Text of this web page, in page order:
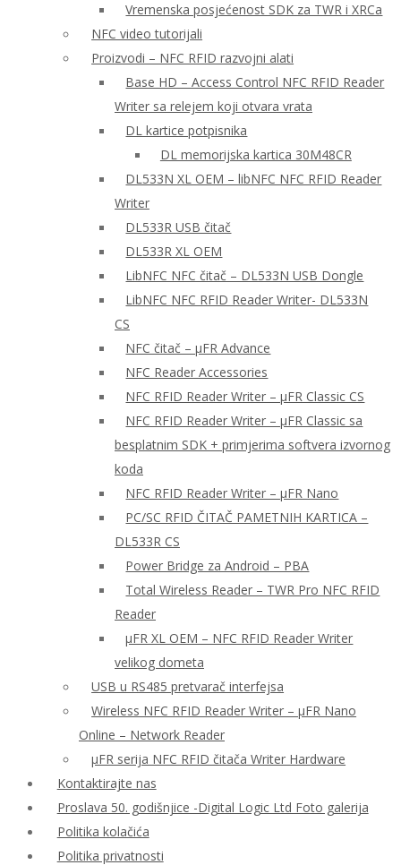
Vremenska posjećenost SDK za TWR i XRCa
NFC video tutorijali
Proizvodi – NFC RFID razvojni alati
Base HD – Access Control NFC RFID Reader
Writer sa relejem koji otvara vrata
DL kartice potpisnika
DL memorijska kartica 30M48CR
DL533N XL OEM – libNFC NFC RFID Reader
Writer
DL533R USB čitač
DL533R XL OEM
LibNFC NFC čitač – DL533N USB Dongle
LibNFC NFC RFID Reader Writer- DL533N
CS
NFC čitač – μFR Advance
NFC Reader Accessories
NFC RFID Reader Writer – μFR Classic CS
NFC RFID Reader Writer – μFR Classic sa
besplatnim SDK + primjerima softvera izvornog
koda
NFC RFID Reader Writer – μFR Nano
PC/SC RFID ČITAČ PAMETNIH KARTICA –
DL533R CS
Power Bridge za Android – PBA
Total Wireless Reader – TWR Pro NFC RFID
Reader
µFR XL OEM – NFC RFID Reader Writer
velikog dometa
USB u RS485 pretvarač interfejsa
Wireless NFC RFID Reader Writer – μFR Nano
Online – Network Reader
μFR serija NFC RFID čitača Writer Hardware
Kontaktirajte nas
Proslava 50. godišnjice -Digital Logic Ltd Foto galerija
Politika kolačića
Politika privatnosti